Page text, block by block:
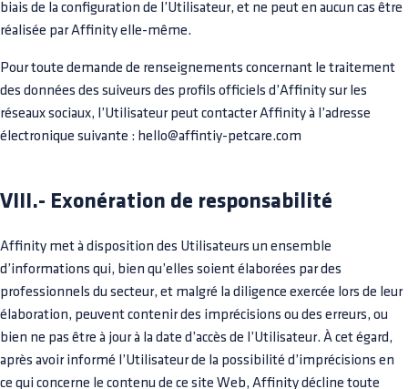
biais de la configuration de l’Utilisateur, et ne peut en aucun cas être
réalisée par Affinity elle-même.
Pour toute demande de renseignements concernant le traitement
des données des suiveurs des profils officiels d’Affinity sur les
réseaux sociaux, l’Utilisateur peut contacter Affinity à l’adresse
électronique suivante : hello@affintiy-petcare.com
VIII.- Exonération de responsabilité
Affinity met à disposition des Utilisateurs un ensemble
d’informations qui, bien qu’elles soient élaborées par des
professionnels du secteur, et malgré la diligence exercée lors de leur
élaboration, peuvent contenir des imprécisions ou des erreurs, ou
bien ne pas être à jour à la date d’accès de l’Utilisateur. À cet égard,
après avoir informé l’Utilisateur de la possibilité d’imprécisions en
ce qui concerne le contenu de ce site Web, Affinity décline toute